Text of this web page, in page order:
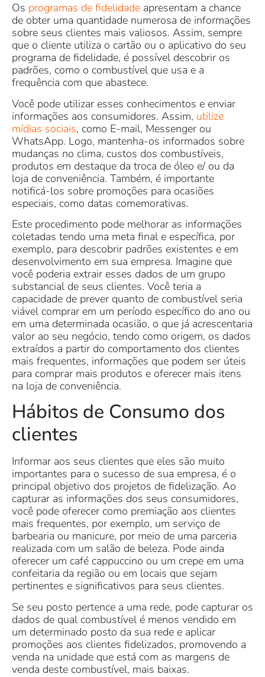
Os programas de fidelidade apresentam a chance
de obter uma quantidade numerosa de informações
sobre seus clientes mais valiosos. Assim, sempre
que o cliente utiliza o cartão ou o aplicativo do seu
programa de fidelidade, é possível descobrir os
padrões, como o combustível que usa e a
frequência com que abastece.
Você pode utilizar esses conhecimentos e enviar
informações aos consumidores. Assim, utilize
mídias sociais, como E-mail, Messenger ou
WhatsApp. Logo, mantenha-os informados sobre
mudanças no clima, custos dos combustíveis,
produtos em destaque da troca de óleo e/ ou da
loja de conveniência. Também, é importante
notificá-los sobre promoções para ocasiões
especiais, como datas comemorativas.
Este procedimento pode melhorar as informações
coletadas tendo uma meta final e específica, por
exemplo, para descobrir padrões existentes e em
desenvolvimento em sua empresa. Imagine que
você poderia extrair esses dados de um grupo
substancial de seus clientes. Você teria a
capacidade de prever quanto de combustível seria
viável comprar em um período específico do ano ou
em uma determinada ocasião, o que já acrescentaria
valor ao seu negócio, tendo como origem, os dados
extraídos a partir do comportamento dos clientes
mais frequentes, informações que podem ser úteis
para comprar mais produtos e oferecer mais itens
na loja de conveniência.
Hábitos de Consumo dos
clientes
Informar aos seus clientes que eles são muito
importantes para o sucesso de sua empresa, é o
principal objetivo dos projetos de fidelização. Ao
capturar as informações dos seus consumidores,
você pode oferecer como premiação aos clientes
mais frequentes, por exemplo, um serviço de
barbearia ou manicure, por meio de uma parceria
realizada com um salão de beleza. Pode ainda
oferecer um café cappuccino ou um crepe em uma
confeitaria da região ou em locais que sejam
pertinentes e significativos para seus clientes.
Se seu posto pertence a uma rede, pode capturar os
dados de qual combustível é menos vendido em
um determinado posto da sua rede e aplicar
promoções aos clientes fidelizados, promovendo a
venda na unidade que está com as margens de
venda deste combustível, mais baixas.